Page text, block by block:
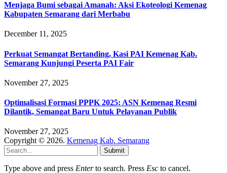
Menjaga Bumi sebagai Amanah: Aksi Ekoteologi Kemenag
Kabupaten Semarang dari Merbabu
December 11, 2025
Perkuat Semangat Bertanding, Kasi PAI Kemenag Kab.
Semarang Kunjungi Peserta PAI Fair
November 27, 2025
Optimalisasi Formasi PPPK 2025: ASN Kemenag Resmi
Dilantik, Semangat Baru Untuk Pelayanan Publik
November 27, 2025
Copyright © 2026. Kemenag Kab. Semarang
Submit
Type above and press Enterto search. Press Esc to cancel.